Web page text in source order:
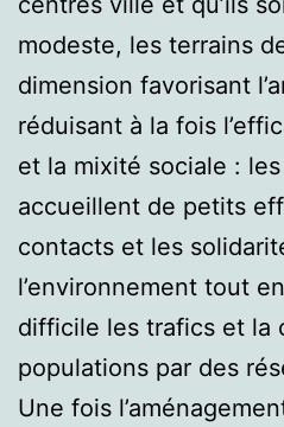
modeste, les terrains
dimension favorisant
réduisant à la fois
et la mixité sociale :
accueillent de petits
contacts et les
l’environnement tout
difficile les trafics et la
populations par des
Une fois